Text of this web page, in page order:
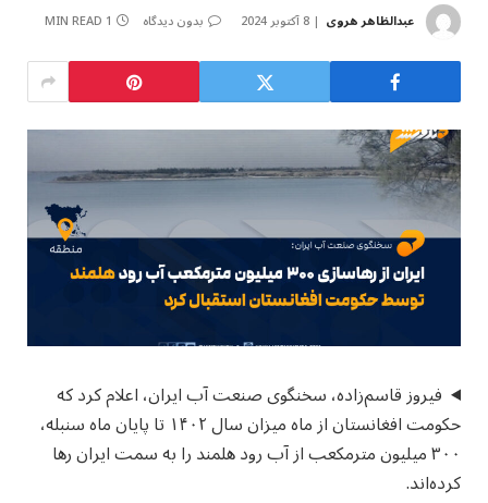
عبدالظاهر هروی 8 آکتوبر 2024 بدون دیدگاه 1 MIN READ
فیروز قاسم‌زاده، سخنگوی صنعت آب ایران، اعلام کرد که
حکومت افغانستان از ماه میزان سال ۱۴۰۲ تا پایان ماه سنبله،
۳۰۰ میلیون مترمکعب از آب رود هلمند را به سمت ایران رها
کرده‌اند.